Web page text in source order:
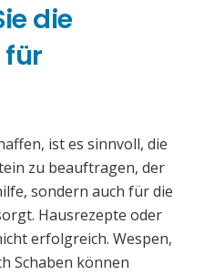
die
ist es sinnvoll, die
zu beauftragen, der
sondern auch für die
Hausrezepte oder
erfolgreich. Wespen,
Schaben können